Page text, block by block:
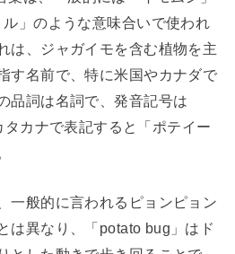
」のような意味合いで使われ
は、ジャガイモを含む植物を主
す名前で、特に米国やカナダで
品詞は名詞で、発音記号は
タカナで表記すると「ポテイー
一般的に言われるピョンピョン
は異なり、「potato bug」はド